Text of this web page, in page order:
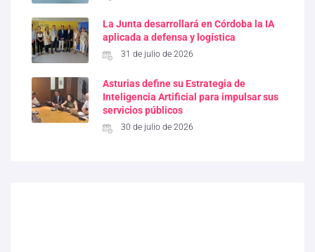
La Junta desarrollará en Córdoba la IA
aplicada a defensa y logística
31 de julio de 2026
Asturias define su Estrategia de
Inteligencia Artificial para impulsar sus
servicios públicos
30 de julio de 2026